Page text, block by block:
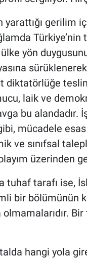
gerilim
yön
diktatörlüğe
laik ve
bu alandadır.
mücadele
ve sınıfsal
üzerinden
tuhaf tarafı ise,
bir bölümünün
hangi yola